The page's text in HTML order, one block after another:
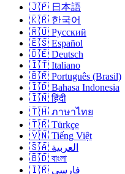
🇯🇵 日本語
🇰🇷 한국어
🇷🇺 Русский
🇪🇸 Español
🇩🇪 Deutsch
🇮🇹 Italiano
🇧🇷 Português (Brasil)
🇮🇩 Bahasa Indonesia
🇮🇳 हिंदी
🇹🇭 ภาษาไทย
🇹🇷 Türkçe
🇻🇳 Tiếng Việt
🇸🇦 العربية
🇧🇩 বাংলা
🇮🇷 فارسی